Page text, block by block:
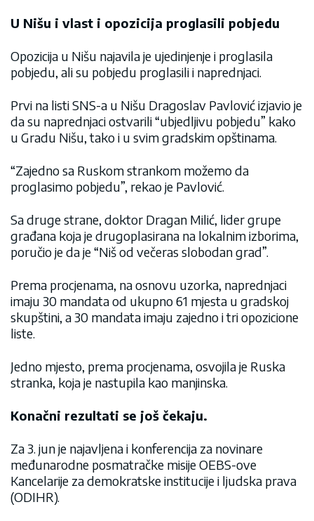
U Nišu i vlast i opozicija proglasili pobjedu
Opozicija u Nišu najavila je ujedinjenje i proglasila
pobjedu, ali su pobjedu proglasili i naprednjaci.
Prvi na listi SNS-a u Nišu Dragoslav Pavlović izjavio je
da su naprednjaci ostvarili “ubjedljivu pobjedu” kako
u Gradu Nišu, tako i u svim gradskim opštinama.
“Zajedno sa Ruskom strankom možemo da
proglasimo pobjedu”, rekao je Pavlović.
Sa druge strane, doktor Dragan Milić, lider grupe
građana koja je drugoplasirana na lokalnim izborima,
poručio je da je “Niš od večeras slobodan grad”.
Prema procjenama, na osnovu uzorka, naprednjaci
imaju 30 mandata od ukupno 61 mjesta u gradskoj
skupštini, a 30 mandata imaju zajedno i tri opozicione
liste.
Jedno mjesto, prema procjenama, osvojila je Ruska
stranka, koja je nastupila kao manjinska.
Konačni rezultati se još čekaju.
Za 3. jun je najavljena i konferencija za novinare
međunarodne posmatračke misije OEBS-ove
Kancelarije za demokratske institucije i ljudska prava
(ODIHR).